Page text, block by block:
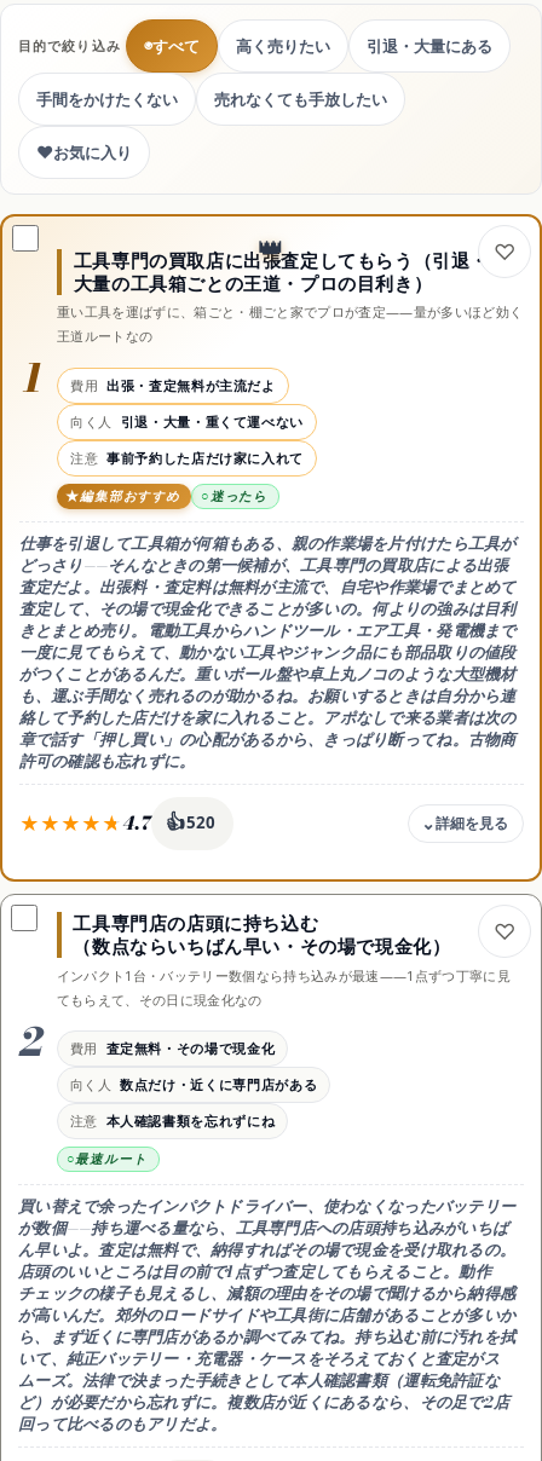
目的で絞り込み ◉すべて 高く売りたい 引退・大量にある
手間をかけたくない 売れなくても手放したい
♥お気に入り
1
工具専門の買取店に出張査定してもらう（引退・
大量の工具箱ごとの王道・プロの目利き）
重い工具を運ばずに、箱ごと・棚ごと家でプロが査定——量が多いほど効く
王道ルートなの
費用 出張・査定無料が主流だよ
向く人
引退・大量・重くて運べない
注意 事前予約した店だけ家に入れて
編集部おすすめ 迷ったら
仕事を引退して工具箱が何箱もある、親の作業場を片付けたら工具が
どっさり——そんなときの第一候補が、工具専門の買取店による出張
査定だよ。 出張料・査定料は無料が主流で、自宅や作業場でまとめて
査定して、 その場で現金化できることが多いの。何よりの強みは目利
きとまとめ売り。電動工具からハンドツール・エア工具・発電機まで
一度に見てもらえて、動かない工具やジャンク品にも部品取りの値段
がつく ことがあるんだ。重いボール盤や卓上丸ノコのような大型機材
も、運ぶ手間なく売れるのが助かるね。お願いするときは自分から連
絡して予約した店だけを家に入れること。アポなしで来る業者は次の
章で話す「押し買い」の心配があるから、きっぱり断ってね。古物商
許可の確認も忘れずに。
4.7 👍520
費用
出張・査定とも無料が主流・その場で現金化が多いの
向く人
引退や作業場の整理で量が多い人・大型機材がある人
重い工具を運ばずまとめ売り・ジャンクも見てもらえる
注意
自分で予約した店だけ家に入れる・許可の確認を
予約は数日〜1週間先になることも・早めに連絡を
2
工具専門店の店頭に持ち込む
（数点ならいちばん早い・その場で現金化）
インパクト1台・バッテリー数個なら持ち込みが最速——1点ずつ丁寧に見
てもらえて、その日に現金化なの
費用 査定無料・その場で現金化
向く人
数点だけ・近くに専門店がある
注意 本人確認書類を忘れずにね
最速ルート
買い替えで余ったインパクトドライバー、使わなくなったバッテリー
が数個——持ち運べる量なら、工具専門店への店頭持ち込みがいちば
ん早いよ。査定は無料で、納得すればその場で現金を受け取れるの。
店頭のいいところは目の前で1点ずつ査定してもらえること。動作
チェックの様子も見えるし、減額の理由をその場で聞けるから納得感
が高いんだ。郊外のロードサイドや工具街に店舗があることが多いか
ら、まず近くに専門店があるか調べてみてね。持ち込む前に汚れを拭
いて、純正バッテリー・充電器・ケースをそろえておく と査定がス
ムーズ。法律で決まった手続きとして本人確認書類（運転免許証な
ど） が必要だから忘れずに。複数店が近くにあるなら、その足で2店
回って比べるのもアリだよ。